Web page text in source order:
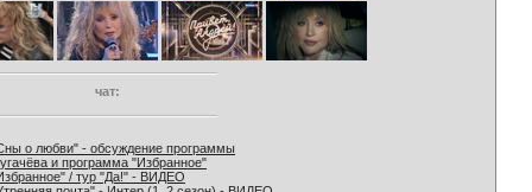
чат:
о любви" - обсуждение программы
и программа "Избранное"
/ тур "Да!" - ВИДЕО